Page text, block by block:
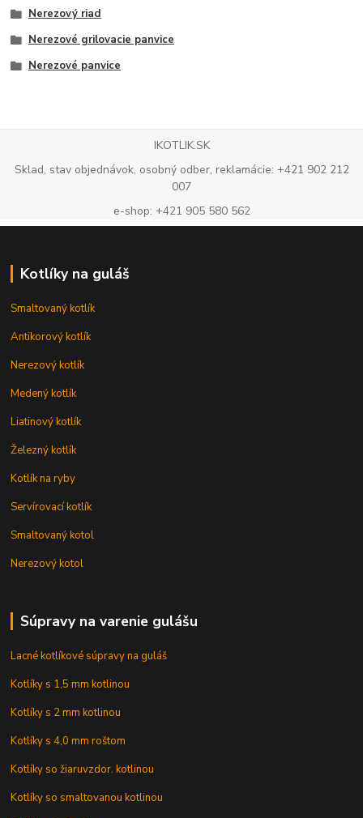
Nerezový riad
Nerezové grilovacie panvice
Nerezové panvice
IKOTLIK.SK
Sklad, stav objednávok, osobný odber, reklamácie: +421 902 212
007
e-shop: +421 905 580 562
Kotlíky na guláš
Smaltovaný kotlík
Antikorový kotlík
Nerezový kotlík
Medený kotlík
Liatinový kotlík
Železný kotlík
Kotlík na ryby
Servírovací kotlík
Smaltovaný kotol
Nerezový kotol
Súpravy na varenie gulášu
Lacné kotlíkové súpravy na guláš
Kotlíky s 1,5 mm kotlinou
Kotlíky s 2 mm kotlinou
Kotlíky s 4,0 mm roštom
Kotlíky so žiaruvzdor. kotlinou
Kotlíky so smaltovanou kotlinou